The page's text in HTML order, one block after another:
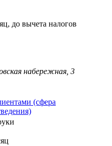
до вычета налогов
набережная, 3
(сфера